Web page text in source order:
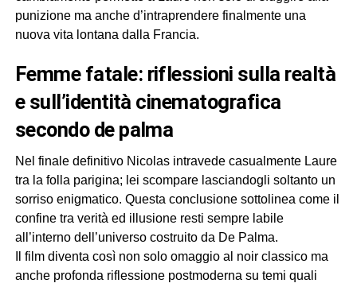
punizione ma anche d’intraprendere finalmente una
nuova vita lontana dalla Francia.
femme fatale: riflessioni sulla realtà
e sull’identità cinematografica
secondo de palma
Nel finale definitivo Nicolas intravede casualmente Laure
tra la folla parigina; lei scompare lasciandogli soltanto un
sorriso enigmatico. Questa conclusione sottolinea come il
confine tra verità ed illusione resti sempre labile
all’interno dell’universo costruito da De Palma.
Il film diventa così non solo omaggio al noir classico ma
anche profonda riflessione postmoderna su temi quali